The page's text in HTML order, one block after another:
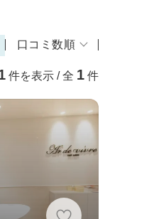
口コミ数順
件を表示 / 全 1 件